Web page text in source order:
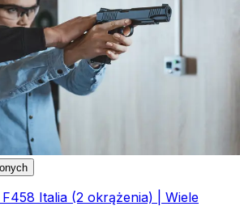
Italia (2 okrążenia) | Wiele